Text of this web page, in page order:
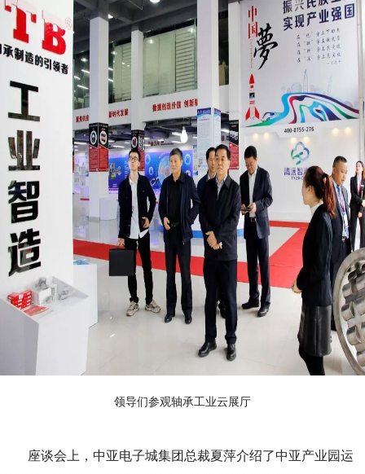
领导们参观轴承工业云展厅
座谈会上，中亚电子城集团总裁夏萍介绍了中亚产业园运